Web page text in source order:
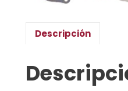
Descripción